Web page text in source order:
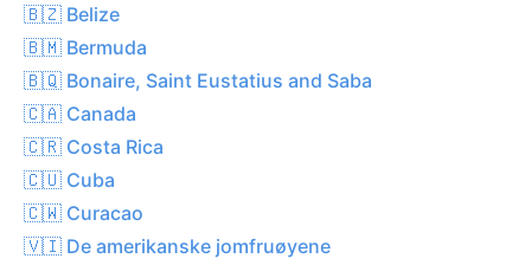
🇧🇿 Belize
🇧🇲 Bermuda
🇧🇶 Bonaire, Saint Eustatius and Saba
🇨🇦 Canada
🇨🇷 Costa Rica
🇨🇺 Cuba
🇨🇼 Curacao
🇻🇮 De amerikanske jomfruøyene